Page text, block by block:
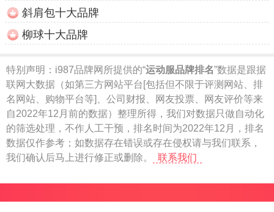
斜肩包十大品牌
柳球十大品牌
特别声明： i987品牌网所提供的“运动服品牌排名”数据是跟据
联网大数据（如第三方网站平台[包括但不限于评测网站、排
名网站、购物平台等]、公司财报、网友投票、网友评价等来
自2022年12月前的数据）整理所得，我们对数据只做自动化
的筛选处理，不作人工干预，排名时间为2022年12月，排名
数据仅作参考；如数据存在错误或存在侵权请与我们联系，
我们确认后马上进行修正或删除。
联系我们